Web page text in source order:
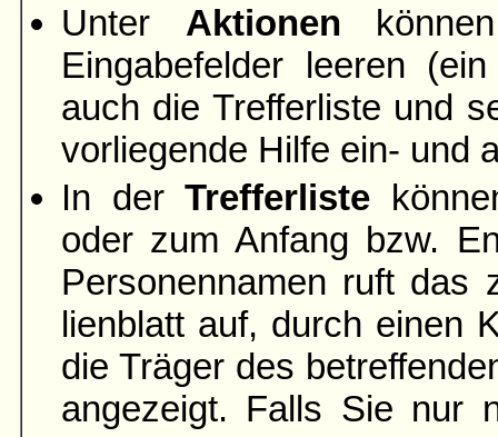
Unter Aktionen
Eingabefelder leeren
auch die Trefferliste und
vorliegende Hilfe ein- und
In derTrefferliste
oder zum Anfang bzw.
Personen­namen ruft das
lien­blatt auf, durch einen
die Träger des
angezeigt. Falls Sie nur